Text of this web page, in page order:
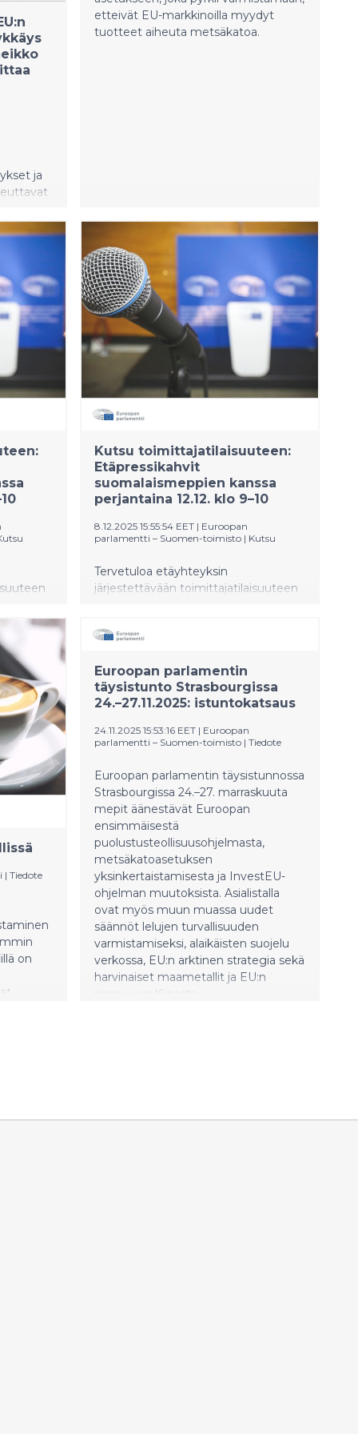
on
ja
vaatii
etteivät EU-markkinoilla myydyt
tuotteet aiheuta metsäkatoa.
Kutsu toimittajatilaisuuteen:
Etäpressikahvit
suomalaismeppien kanssa
perjantaina 12.12. klo 9–10
8.12.2025 15:55:54 EET | Euroopan
parlamentti – Suomen-toimisto | Kutsu
Tervetuloa etäyhteyksin
järjestettävään toimittajatilaisuuteen
| Tiedote
on
Euroopan parlamentin
täysistunto Strasbourgissa
24.–27.11.2025: istuntokatsaus
24.11.2025 15:53:16 EET | Euroopan
parlamentti – Suomen-toimisto | Tiedote
Euroopan parlamentin täysistunnossa
Strasbourgissa 24.–27. marraskuuta
mepit äänestävät Euroopan
ensimmäisestä
puolustusteollisuusohjelmasta,
metsäkatoasetuksen
yksinkertaistamisesta ja InvestEU-
ohjelman muutoksista. Asialistalla
ovat myös muun muassa uudet
säännöt lelujen turvallisuuden
varmistamiseksi, alaikäisten suojelu
verkossa, EU:n arktinen strategia sekä
harvinaiset maametallit ja EU:n
riippuvuus Kiinasta.